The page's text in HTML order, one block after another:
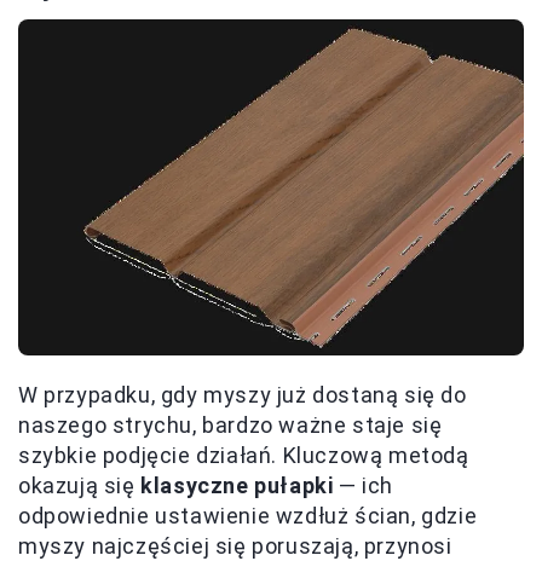
W przypadku, gdy myszy już dostaną się do
naszego strychu, bardzo ważne staje się
szybkie podjęcie działań. Kluczową metodą
okazują się klasyczne pułapki — ich
odpowiednie ustawienie wzdłuż ścian, gdzie
myszy najczęściej się poruszają, przynosi